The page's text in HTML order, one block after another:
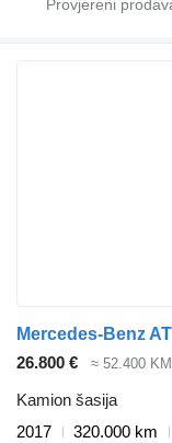
26.800 € ≈ 52.400 KM
Kamion šasija
2017
320.000 km